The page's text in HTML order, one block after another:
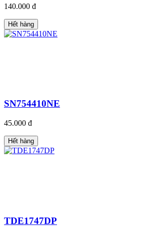
140.000 đ
Hết hàng
SN754410NE
45.000 đ
Hết hàng
TDE1747DP